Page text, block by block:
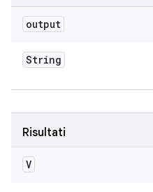
output
String
Risultati
V